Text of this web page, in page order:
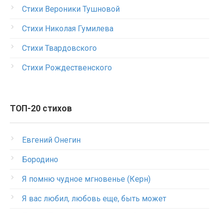
Стихи Вероники Тушновой
Стихи Николая Гумилева
Стихи Твардовского
Стихи Рождественского
ТОП-20 стихов
Евгений Онегин
Бородино
Я помню чудное мгновенье (Керн)
Я вас любил, любовь еще, быть может